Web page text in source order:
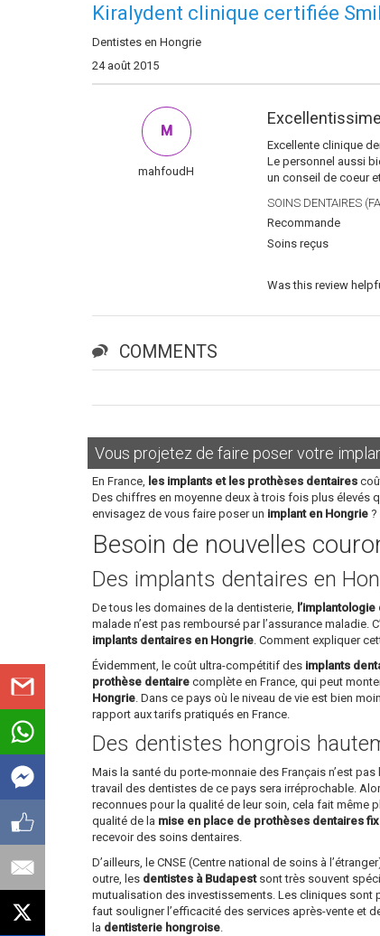
Kiralydent clinique certifiée
Dentistes en Hongrie
24 août 2015
Excellente clinique
Le personnel aussi
un conseil de coeur
SOINS DENTAIRES
Recommande
Soins reçus
M
mahfoudH
Was this review
COMMENTS
Vous projetez de faire poser votre
En France, les implants et les prothèses dentaires
Des chiffres en moyenne deux à trois fois plus élevés
envisagez de vous faire poser un implant en Hongrie
Besoin de nouvelles
Des implants dentaires en
De tous les domaines de la dentisterie,
malade n’est pas remboursé par l’assurance maladie.
implants dentaires en Hongrie. Comment expliquer
Évidemment, le coût ultra-compétitif des implants
prothèse dentaire complète en France, qui peut
Hongrie. Dans ce pays où le niveau de vie est bien
rapport aux tarifs pratiqués en France.
Des dentistes hongrois
Mais la santé du porte-monnaie des Français n’est
travail des dentistes de ce pays sera irréprochable.
reconnues pour la qualité de leur soin, cela fait même
qualité de la mise en place de prothèses dentaires
recevoir des soins dentaires.
D’ailleurs, le CNSE (Centre national de soins à
outre, les dentistes à Budapestsont très souvent
mutualisation des investissements. Les cliniques sont
faut souligner l’efficacité des services après-vente et
la dentisterie hongroise.